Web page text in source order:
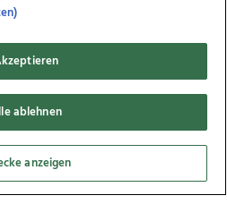
20.7, 20.07.2019
ablehnen
anzeigen